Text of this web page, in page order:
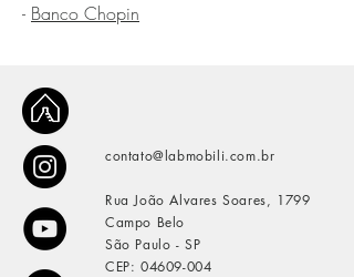
- Banco Chopin
contato@labmobili.com.br
Rua João Alvares Soares, 1799
Campo Belo
São Paulo - SP
CEP: 04609-004